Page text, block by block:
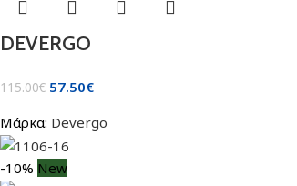
DEVERGO
115.00€ 57.50€
Μάρκα: Devergo
-10% New